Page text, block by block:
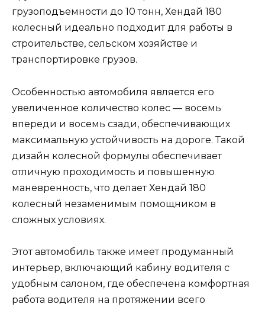
грузоподъемности до 10 тонн, Хендай 180
колесный идеально подходит для работы в
строительстве, сельском хозяйстве и
транспортировке грузов.
Особенностью автомобиля является его
увеличенное количество колес — восемь
впереди и восемь сзади, обеспечивающих
максимальную устойчивость на дороге. Такой
дизайн колесной формулы обеспечивает
отличную проходимость и повышенную
маневренность, что делает Хендай 180
колесный незаменимым помощником в
сложных условиях.
Этот автомобиль также имеет продуманный
интерьер, включающий кабину водителя с
удобным салоном, где обеспечена комфортная
работа водителя на протяжении всего